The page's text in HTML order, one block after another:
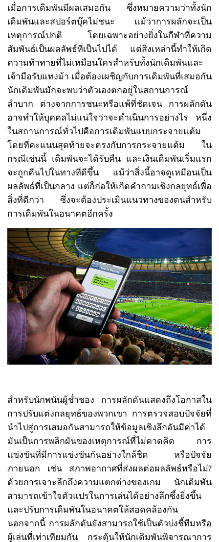
เมื่อการเดิมพันมีผลเสมอกัน ซึ่งหมายความว่าทั้งนัก
เดิมพันและสปอร์ตบุ๊คไม่ชนะ แม้ว่าการผลักจะเป็น
เหตุการณ์ปกติ โดยเฉพาะอย่างยิ่งในกีฬาที่ความ
สัมพันธ์เป็นผลลัพธ์ที่เป็นไปได้ แต่สิ่งเหล่านี้ทำให้เกิด
ความท้าทายที่ไม่เหมือนใครสำหรับทั้งนักเดิมพันและ
เจ้ามือรับแทงม้า เมื่อต้องเผชิญกับการเดิมพันที่เสมอกัน
นักเดิมพันมักจะพบว่าตัวเองตกอยู่ในสถานการณ์
ลำบาก ต่างจากการชนะหรือแพ้ที่ชัดเจน การผลักดัน
อาจทำให้บุคคลไม่แน่ใจว่าจะดำเนินการอย่างไร หนึ่ง
ในสถานการณ์ทั่วไปคือการเดิมพันแบบกระจายแต้ม
โดยที่คะแนนสุดท้ายจะตรงกับการกระจายแต้ม ใน
กรณีเช่นนี้ เดิมพันจะได้รับคืน และเงินเดิมพันเริ่มแรก
จะถูกคืนไปในทางที่ดีขึ้น แม้ว่าสิ่งนี้อาจดูเหมือนเป็น
ผลลัพธ์ที่เป็นกลาง แต่ก็ก่อให้เกิดคำถามเชิงกลยุทธ์เพื่อ
สิ่งที่ดีกว่า ซึ่งจะต้องประเมินแนวทางของตนสำหรับ
การเดิมพันในอนาคตอีกครั้ง
สำหรับนักพนันผู้ช่ำชอง การผลักดันแสดงถึงโอกาสใน
การปรับแต่งกลยุทธ์ของพวกเขา การตรวจสอบปัจจัยที่
นำไปสู่การเสมอกันสามารถให้ข้อมูลเชิงลึกอันมีค่าได้
มันเป็นการพลิกผันของเหตุการณ์ที่ไม่คาดคิด การ
แข่งขันที่มีการแข่งขันกันอย่างใกล้ชิด หรือปัจจัย
ภายนอก เช่น สภาพอากาศที่ส่งผลต่อผลลัพธ์หรือไม่?
ด้วยการเจาะลึกถึงความแตกต่างของเกม นักเดิมพัน
สามารถเข้าใจตัวแปรในการเล่นได้อย่างลึกซึ้งยิ่งขึ้น
และปรับการเดิมพันในอนาคตให้สอดคล้องกัน
นอกจากนี้ การผลักดันยังสามารถใช้เป็นตัวบ่งชี้ทีมหรือ
ผู้เล่นที่เท่าเทียมกัน กระตุ้นให้นักเดิมพันพิจารณาการ